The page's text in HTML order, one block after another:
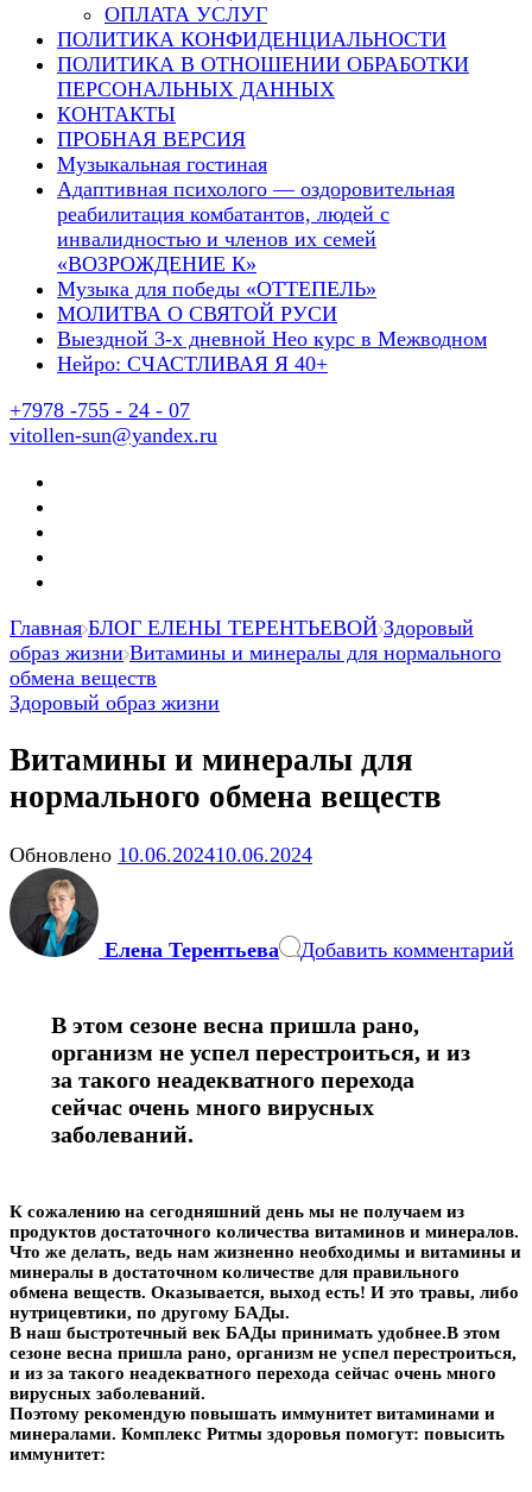
ОПЛАТА УСЛУГ
ПОЛИТИКА КОНФИДЕНЦИАЛЬНОСТИ
ПОЛИТИКА В ОТНОШЕНИИ ОБРАБОТКИ
ПЕРСОНАЛЬНЫХ ДАННЫХ
КОНТАКТЫ
ПРОБНАЯ ВЕРСИЯ
Музыкальная гостиная
Адаптивная психолого — оздоровительная
реабилитация комбатантов, людей с
инвалидностью и членов их семей
«ВОЗРОЖДЕНИЕ К»
Музыка для победы «ОТТЕПЕЛЬ»
МОЛИТВА О СВЯТОЙ РУСИ
Выездной 3-х дневной Нео курс в Межводном
Нейро: СЧАСТЛИВАЯ Я 40+
+7978 -755 - 24 - 07
vitollen-sun@yandex.ru
Главная БЛОГ ЕЛЕНЫ ТЕРЕНТЬЕВОЙ Здоровый
образ жизни Витамины и минералы для нормального
обмена веществ
Здоровый образ жизни
Витамины и минералы для
нормального обмена веществ
Обновлено 10.06.202410.06.2024
Елена Терентьева Добавить комментарийи
В этом сезоне весна пришла рано,
организм не успел перестроиться, и из
за такого неадекватного перехода
сейчас очень много вирусных
заболеваний.
К сожалению на сегодняшний день мы не получаем из
продуктов достаточного количества витаминов и минералов.
Что же делать, ведь нам жизненно необходимы и витамины и
минералы в достаточном количестве для правильного
обмена веществ. Оказывается, выход есть! И это травы, либо
нутрицевтики, по другому БАДы.
В наш быстротечный век БАДы принимать удобнее.В этом
сезоне весна пришла рано, организм не успел перестроиться,
и из за такого неадекватного перехода сейчас очень много
вирусных заболеваний.
Поэтому рекомендую повышать иммунитет витаминами и
минералами. Комплекс Ритмы здоровья помогут: повысить
иммунитет: